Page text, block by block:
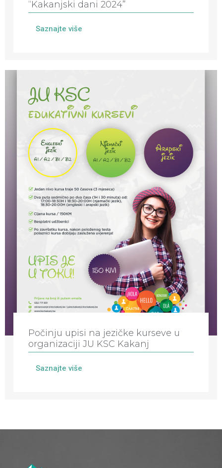
“Kakanjski dani 2024”
Saznajte više
Počinju upisi na jezičke kurseve u
organizaciji JU KSC Kakanj
Saznajte više